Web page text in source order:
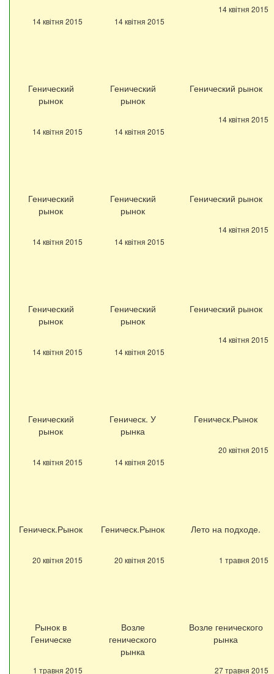
14 квітня 2015 14 квітня 2015
14 квітня 2015
Генический
рынок
14 квітня 2015
Генический
рынок
14 квітня 2015
Генический рынок
14 квітня 2015
Генический
рынок
14 квітня 2015
Генический
рынок
14 квітня 2015
Генический рынок
14 квітня 2015
Генический
рынок
14 квітня 2015
Генический
рынок
14 квітня 2015
Генический рынок
14 квітня 2015
Генический
рынок
14 квітня 2015
Геническ. У
рынка
14 квітня 2015
Геническ.Рынок
20 квітня 2015
Геническ.Рынок
20 квітня 2015
Геническ.Рынок
20 квітня 2015
Лето на подходе.
1 травня 2015
Рынок в
Геническе
1 травня 2015
Возле
генического
рынка
Возле генического
рынка
27 травня 2015